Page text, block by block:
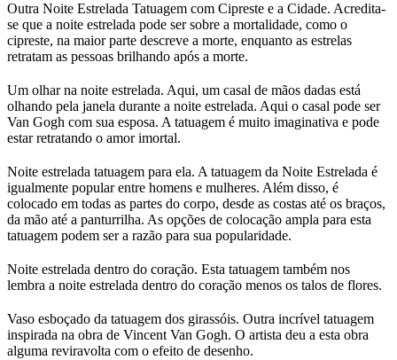
Outra Noite Estrelada Tatuagem com Cipreste e a Cidade. Acredita-
se que a noite estrelada pode ser sobre a mortalidade, como o
cipreste, na maior parte descreve a morte, enquanto as estrelas
retratam as pessoas brilhando após a morte.
Um olhar na noite estrelada. Aqui, um casal de mãos dadas está
olhando pela janela durante a noite estrelada. Aqui o casal pode ser
Van Gogh com sua esposa. A tatuagem é muito imaginativa e pode
estar retratando o amor imortal.
Noite estrelada tatuagem para ela. A tatuagem da Noite Estrelada é
igualmente popular entre homens e mulheres. Além disso, é
colocado em todas as partes do corpo, desde as costas até os braços,
da mão até a panturrilha. As opções de colocação ampla para esta
tatuagem podem ser a razão para sua popularidade.
Noite estrelada dentro do coração. Esta tatuagem também nos
lembra a noite estrelada dentro do coração menos os talos de flores.
Vaso esboçado da tatuagem dos girassóis. Outra incrível tatuagem
inspirada na obra de Vincent Van Gogh. O artista deu a esta obra
alguma reviravolta com o efeito de desenho.